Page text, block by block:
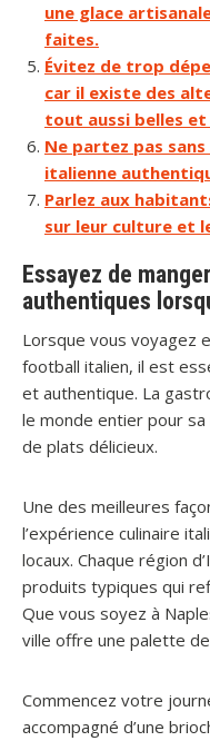
une glace
faites.
Évitez de trop
car il existe des
tout aussi belles
Ne partez pas
italienne
Parlez aux
sur leur culture et
Essayez de
authentiques
Lorsque vous voyagez
football italien, il est
et authentique. La
le monde entier pour
de plats délicieux.
Une des meilleures
l’expérience culinaire
locaux. Chaque région
produits typiques qui
Que vous soyez à
ville offre une palette
Commencez votre
accompagné d’une